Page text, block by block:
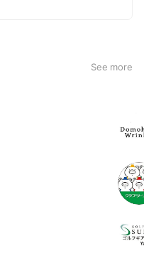
See more